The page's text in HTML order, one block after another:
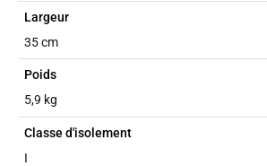
Largeur
35 cm
Poids
5,9 kg
Classe d'isolement
I